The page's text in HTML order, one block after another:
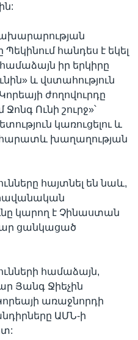
հանդես է եկել
իր երկիրը
և վստահություն
ժողովուրդը
Ունի շուրջ»՝
կառուցելու և
հարատև խաղաղության
հայտնել են նաև,
հավանական
կարող է Չինաստան
ցանկացած
համաձայն,
Յանգ Ջիեչին
առաջնորդի
ԱՄՆ-ի